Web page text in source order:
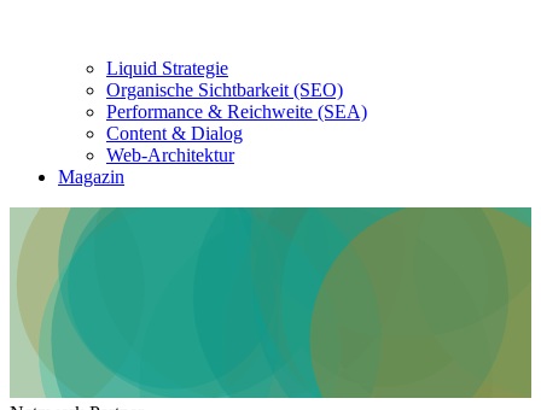
Liquid Strategie
Organische Sichtbarkeit (SEO)
Performance & Reichweite (SEA)
Content & Dialog
Web-Architektur
Magazin